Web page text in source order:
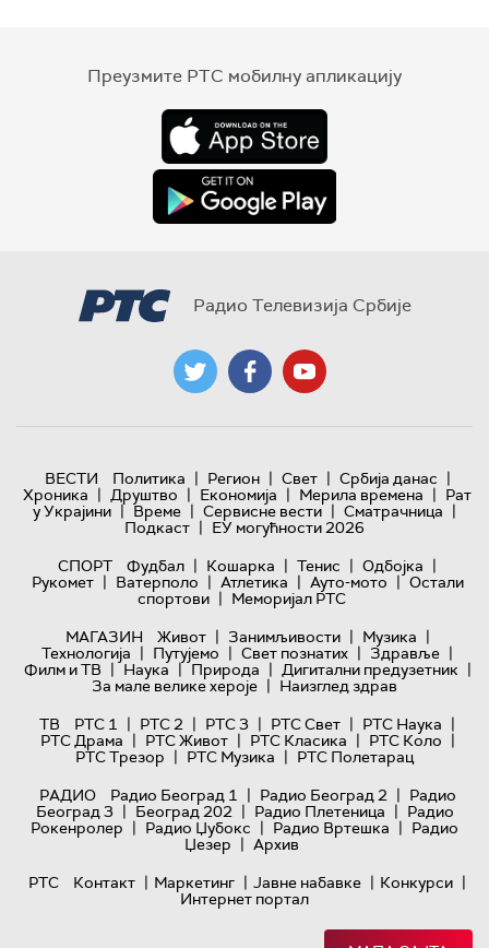
Преузмите РТС мобилну апликацију
Радио Телевизија Србије
ВЕСТИ Политика | Регион | Свет | Србија данас |
Хроника | Друштво | Економија | Мерила времена | Рат
у Украјини | Време | Сервисне вести | Сматрачница |
Подкаст | ЕУ могућности 2026
СПОРТ
Фудбал | Кошарка | Тенис | Одбојка |
Рукомет | Ватерполо | Атлетика | Ауто-мото | Остали
спортови | Меморијал РТС
МАГАЗИН
Живот | Занимљивости | Музика |
Технологијa | Путујемо | Свет познатих | Здравље |
Филм и ТВ | Наука | Природа | Дигитални предузетник |
За мале велике хероје | Наизглед здрав
ТВ
РТС 1 | РТС 2 | РТС 3 | РТС Свет | РТС Наука |
РТС Драма | РТС Живот | РТС Класика | РТС Коло |
РТС Трезор | РТС Музика | РТС Полетарац
РАДИО
Радио Београд 1 | Радио Београд 2 | Радио
Београд 3 | Београд 202 | Радио Плетеница | Радио
Рокенролер | Радио Џубокс | Радио Вртешка | Радио
Џезер | Архив
РТС
Контакт | Маркетинг | Јавне набавке | Конкурси |
Интернет портал